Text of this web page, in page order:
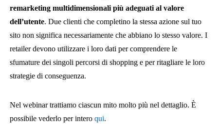
remarketing multidimensionali più adeguati al valore
dell’utente. Due clienti che completino la stessa azione sul tuo
sito non significa necessariamente che abbiano lo stesso valore. I
retailer devono utilizzare i loro dati per comprendere le
sfumature dei singoli percorsi di shopping e per ritagliare le loro
strategie di conseguenza.
Nel webinar trattiamo ciascun mito molto più nel dettaglio. È
possibile vederlo per intero qui.